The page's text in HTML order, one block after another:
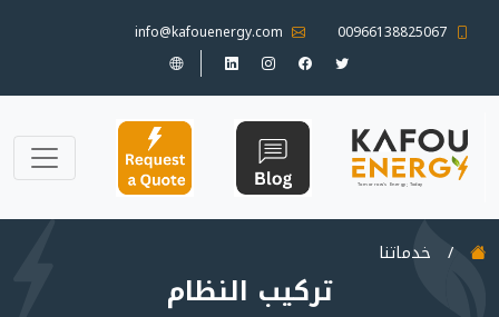
00966138825067
info@kafouenergy.com
/ خدماتنا
تركيب النظام